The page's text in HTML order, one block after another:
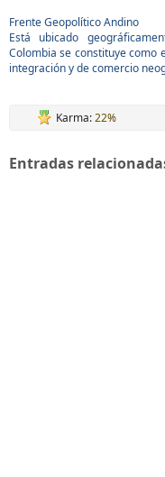
Frente Geopolítico Andino
Está ubicado
Colombia se constituye como
integración y de comercio
Karma:22%
Entradas